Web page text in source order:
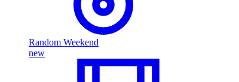
Random Weekend
new